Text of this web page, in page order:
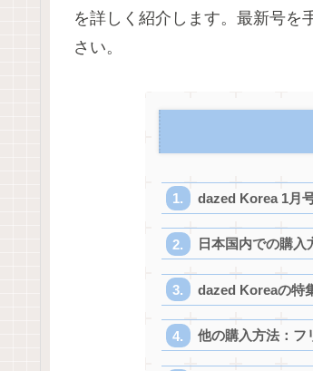
を詳しく紹介します。最新号を
さい。
dazed Korea 1月
日本国内での購入
dazed Koreaの特
他の購入方法：フ